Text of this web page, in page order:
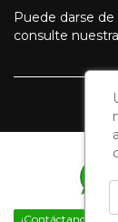
Puede darse
consulte
¡Contáctanos por